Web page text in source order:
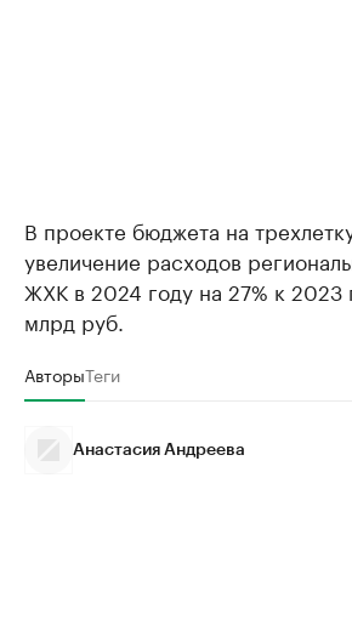
В проекте бюджета на
увеличение расходов
ЖХК в 2024 году на 27% к 2023
млрд руб.
АвторыТеги
Анастасия Андреева